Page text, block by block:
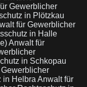
Gewerblicher
in Plötzkau
für Gewerblicher
in Halle
Anwalt für
in Schkopau
in Helbra Anwalt für